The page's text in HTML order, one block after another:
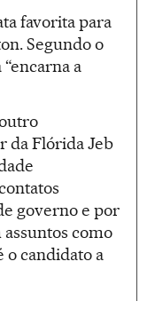
favorita para
Segundo o
a
da Flórida Jeb
governo e por
como
o candidato a